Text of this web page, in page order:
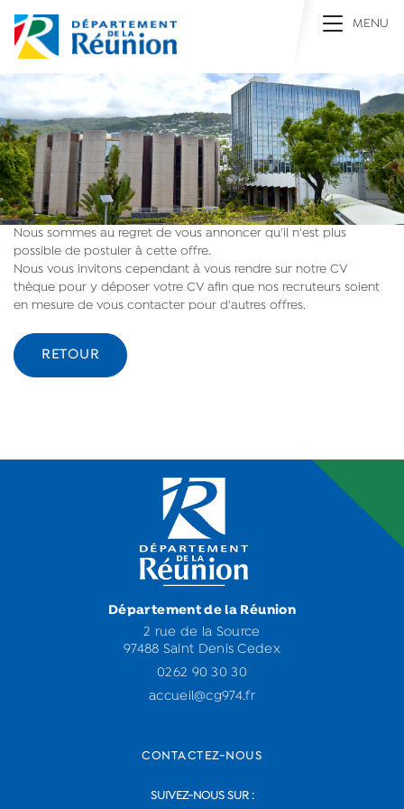
Toggle
MENU
Nous sommes au regret de vous annoncer qu'il n'est plus
possible de postuler à cette offre.
Nous vous invitons cependant à vous rendre sur notre CV
thèque pour y déposer votre CV afin que nos recruteurs soient
en mesure de vous contacter pour d'autres offres.
RETOUR
Département de la Réunion
2 rue de la Source
97488 Saint Denis Cedex
0262 90 30 30
accueil@cg974.fr
CONTACTEZ-NOUS
SUIVEZ-NOUS SUR :